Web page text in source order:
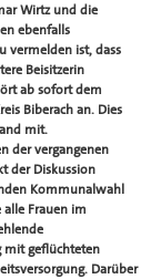
Wirtz und die
ebenfalls
vermelden ist, dass
Beisitzerin
ab sofort dem
Biberach an. Dies
mit.
der vergangenen
der Diskussion
Kommunalwahl
alle Frauen im
mit geflüchteten
Darüber